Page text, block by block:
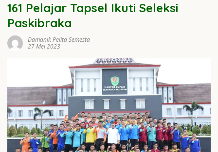
161 Pelajar Tapsel Ikuti Seleksi
Paskibraka
Damanik Pelita Semesta
27 Mei 2023